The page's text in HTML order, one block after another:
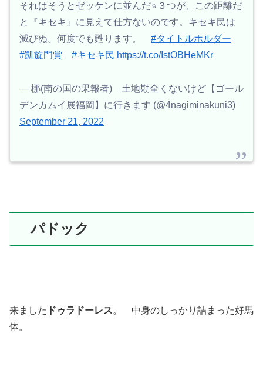
それはそうとゼッケンに並んだ⭐３つが、この距離だ
と『キセキ』に見えて仕方ないのです。キセキ民は
滅びぬ。何度でも甦ります。 #タイトルホルダー
#凱旋門賞
#キセキ民 https://t.co/IstOBHeMKr
— 梛(南の国の果報者) 土地勘全くないけど【ゴール
デンカムイ展福岡】に行きます (@4nagiminakuni3)
September 21, 2022
パドック
来ました ドゥラドーレス。 中身のしっかり詰まった好馬
体。